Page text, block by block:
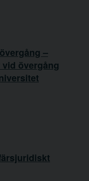
–
övergång